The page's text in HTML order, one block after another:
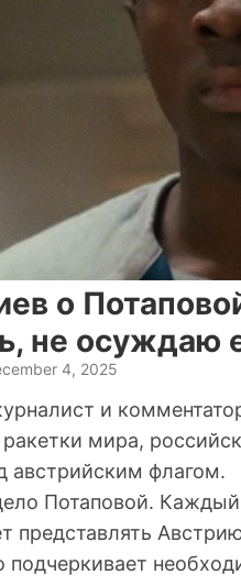
о
не осуждаю
4, 2025
и
мира,
австрийским флагом.
Потаповой.
представлять
подчеркивает